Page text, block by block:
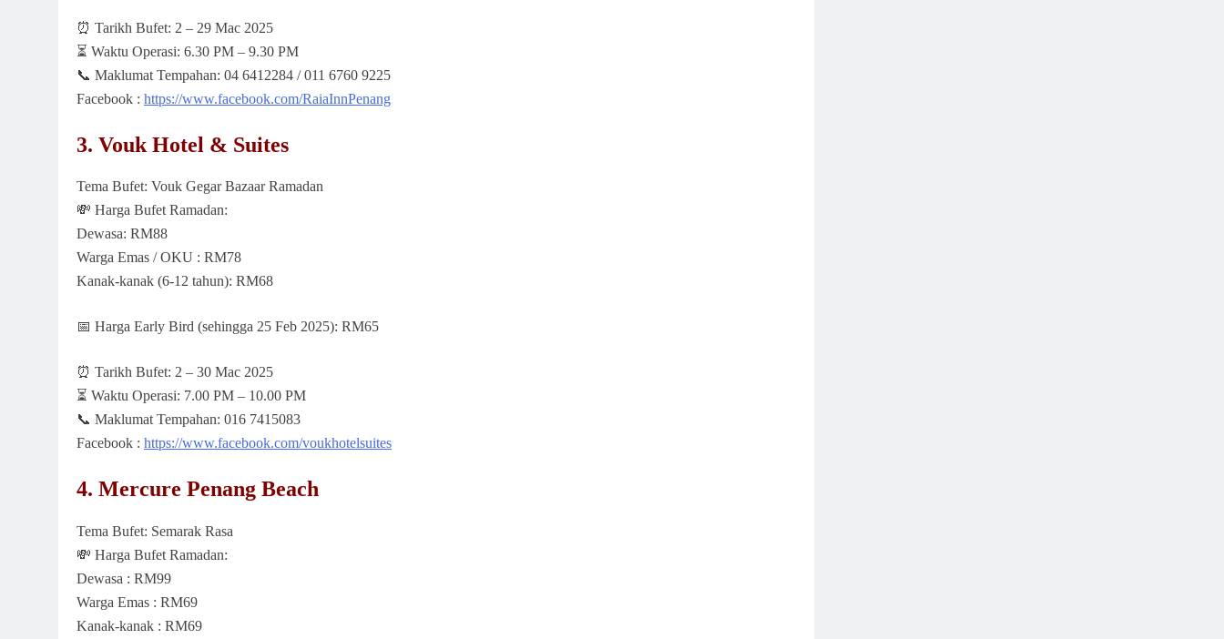
⏰ Tarikh Bufet: 2 – 29 Mac 2025
⏳ Waktu Operasi: 6.30 PM – 9.30 PM
📞 Maklumat Tempahan: 04 6412284 / 011 6760 9225
Facebook : https://www.facebook.com/RaiaInnPenang
3. Vouk Hotel & Suites
Tema Bufet: Vouk Gegar Bazaar Ramadan
💸 Harga Bufet Ramadan:
Dewasa: RM88
Warga Emas / OKU : RM78
Kanak-kanak (6-12 tahun): RM68
📅 Harga Early Bird (sehingga 25 Feb 2025): RM65
⏰ Tarikh Bufet: 2 – 30 Mac 2025
⏳ Waktu Operasi: 7.00 PM – 10.00 PM
📞 Maklumat Tempahan: 016 7415083
Facebook : https://www.facebook.com/voukhotelsuites
4. Mercure Penang Beach
Tema Bufet: Semarak Rasa
💸 Harga Bufet Ramadan:
Dewasa : RM99
Warga Emas : RM69
Kanak-kanak : RM69